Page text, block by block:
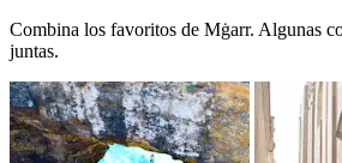
Combina los favoritos de Mġarr. Algunas
juntas.